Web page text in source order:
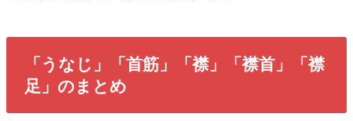
「うなじ」「首筋」「襟」「襟首」「襟
足」のまとめ